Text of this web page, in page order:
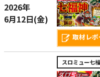
2026年
6月12日(金)
取材レ
スロミュー七